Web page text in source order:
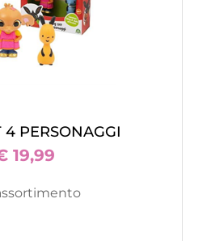
4 PERSONAGGI
19,99